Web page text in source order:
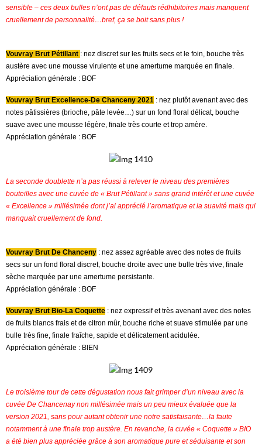
sensible – ces deux bulles n’ont pas de défauts rédhibitoires mais manquent
cruellement de personnalité…bref, ça se boit sans plus !
Vouvray Brut Pétillant : nez discret sur les fruits secs et le foin, bouche très
austère avec une mousse virulente et une amertume marquée en finale.
Appréciation générale : BOF
Vouvray Brut Excellence-De Chanceny 2021 : nez plutôt avenant avec des
notes pâtissières (brioche, pâte levée…) sur un fond floral délicat, bouche
suave avec une mousse légère, finale très courte et trop amère.
Appréciation générale : BOF
La seconde doublette n’a pas réussi à relever le niveau des premières
bouteilles avec une cuvée de « Brut Pétillant » sans grand intérêt et une cuvée
« Excellence » millésimée dont j’ai apprécié l’aromatique et la suavité mais qui
manquait cruellement de fond.
Vouvray Brut De Chanceny : nez assez agréable avec des notes de fruits
secs sur un fond floral discret, bouche droite avec une bulle très vive, finale
sèche marquée par une amertume persistante.
Appréciation générale : BOF
Vouvray Brut Bio-La Coquette : nez expressif et très avenant avec des notes
de fruits blancs frais et de citron mûr, bouche riche et suave stimulée par une
bulle très fine, finale fraîche, sapide et délicatement acidulée.
Appréciation générale : BIEN
Le troisième tour de cette dégustation nous fait grimper d’un niveau avec la
cuvée De Chancenay non millésimée mais un peu mieux évaluée que la
version 2021, sans pour autant obtenir une notre satisfaisante…la faute
notamment à une finale trop austère. En revanche, la cuvée « Coquette » BIO
a été bien plus appréciée grâce à son aromatique pure et séduisante et son